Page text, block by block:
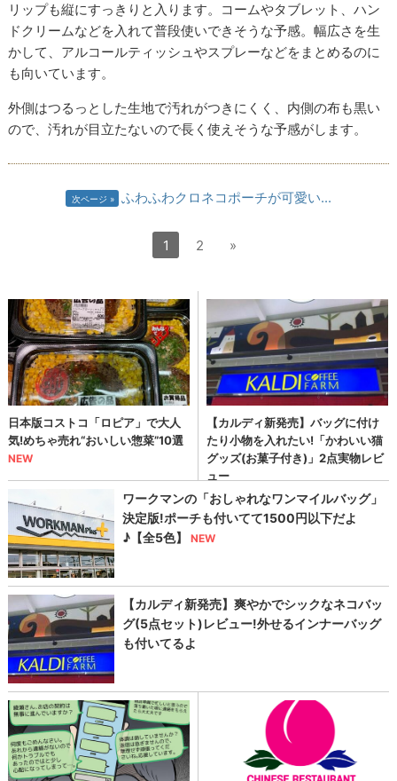
リップも縦にすっきりと入ります。コームやタブレット、ハン
ドクリームなどを入れて普段使いできそうな予感。幅広さを生
かして、アルコールティッシュやスプレーなどをまとめるのに
も向いています。
外側はつるっとした生地で汚れがつきにくく、内側の布も黒い
ので、汚れが目立たないので長く使えそうな予感がします。
次ページ ふわふわクロネコポーチが可愛い...
1 2 »